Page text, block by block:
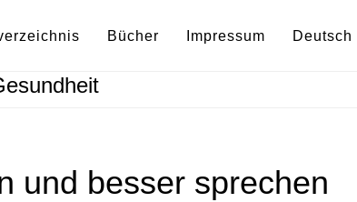
Bücher Impressum Deutsch
und besser sprechen